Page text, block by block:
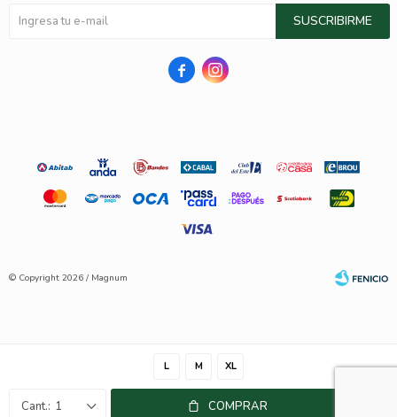
L M XL
1 COMPRAR
SUSCRIBIRME
 
© Copyright 2026 / Magnum